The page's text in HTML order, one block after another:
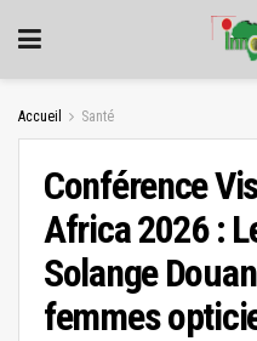
Accueil Santé
Conférence
Africa 2026 :
Solange
femmes